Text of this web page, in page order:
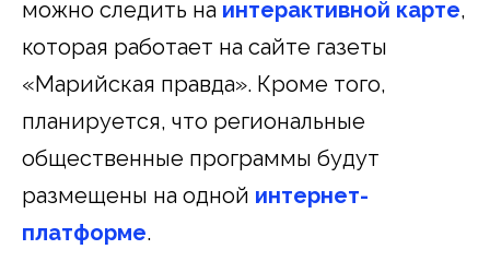
можно следить на интерактивной карте,
которая работает на сайте газеты
«Марийская правда». Кроме того,
планируется, что региональные
общественные программы будут
размещены на одной интернет-
платформе.